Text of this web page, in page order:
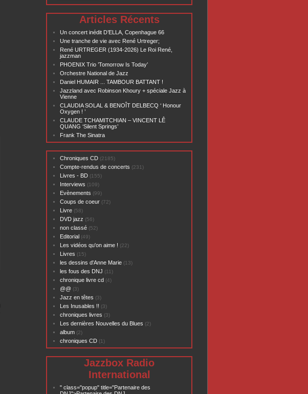
Articles Récents
Un concert inédit D’ELLA, Copenhague 66
Une tranche de vie avec René Urtreger;
René URTREGER (1934-2026) Le Roi René,
jazzman
PHOENIX Trio ’Tomorrow Is Today’
Orchestre National de Jazz
Daniel HUMAIR ... TAMBOUR BATTANT !
Jazzland avec Robinson Khoury + spéciale Jazz à
Vienne
CLAUDIA SOLAL & BENOÎT DELBECQ ‘ Honour
Oxygen ! ’
CLAUDE TCHAMITCHIAN – VINCENT LÊ
QUANG ‘Silent Springs’
Frank The Sinatra
Chroniques CD (2185)
Compte-rendus de concerts (231)
Livres - BD (155)
Interviews (109)
Evènements (99)
Coups de coeur (72)
Livre (58)
DVD jazz (56)
non classé (52)
Editorial (49)
Les vidéos qu'on aime ! (22)
Livres (15)
les dessins d'Anne Marie (13)
les fous des DNJ (11)
chronique livre cd (4)
@@ (3)
Jazz en têtes (3)
Les Inusables !! (3)
chroniques livres (3)
Les dernières Nouvelles du Blues (2)
album (2)
chroniques CD (1)
Jazzbox Radio
International
" class="popup" title="Partenaire des